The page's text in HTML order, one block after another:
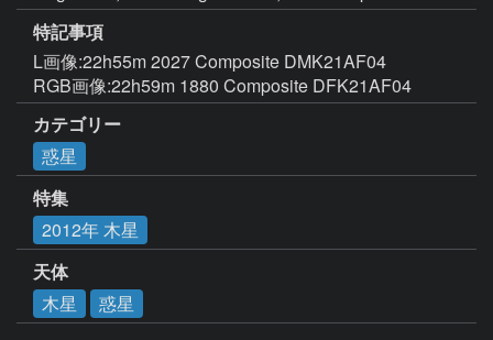
特記事項
L画像:22h55m 2027 Composite DMK21AF04
RGB画像:22h59m 1880 Composite DFK21AF04
カテゴリー
惑星
特集
2012年 木星
天体
木星
惑星